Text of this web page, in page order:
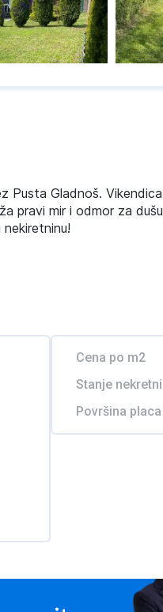
Pusta Gladnoš.
pravi mir i odmor za
Cena po m2
Stanje
Površina placa